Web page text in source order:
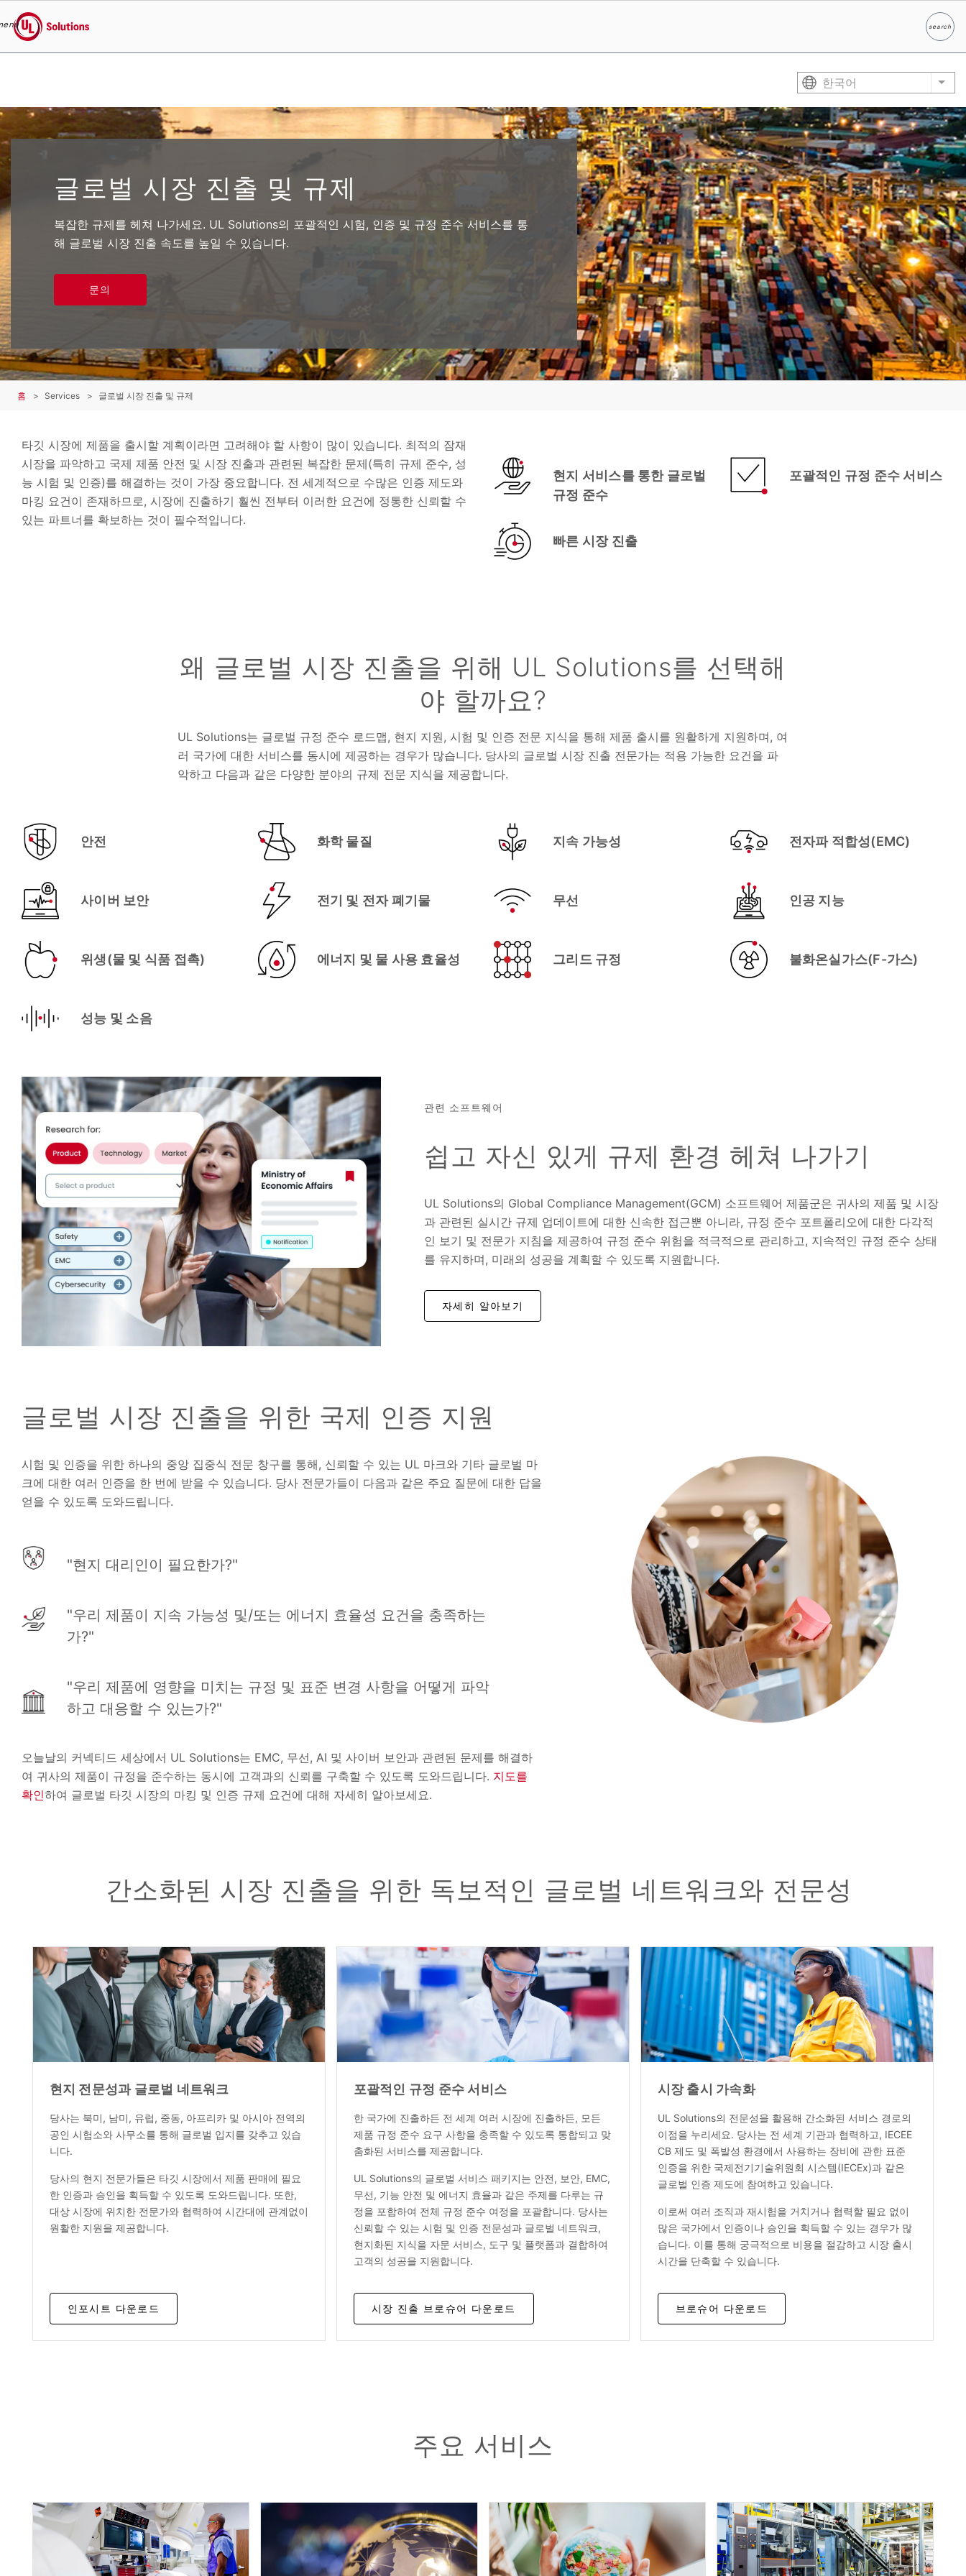
UL Solutions
search
찾다
한국어 List
글로벌 시장 진출 및 규제
복잡한 규제를 헤쳐 나가세요. UL Solutions의 포괄적인 시험, 인증 및 규정 준수 서비스를 통
해 글로벌 시장 진출 속도를 높일 수 있습니다.
문의
홈 Services 글로벌 시장 진출 및 규제
타깃 시장에 제품을 출시할 계획이라면 고려해야 할 사항이 많이 있습니다. 최적의 잠재
시장을 파악하고 국제 제품 안전 및 시장 진출과 관련된 복잡한 문제(특히 규제 준수, 성
능 시험 및 인증)를 해결하는 것이 가장 중요합니다. 전 세계적으로 수많은 인증 제도와
마킹 요건이 존재하므로, 시장에 진출하기 훨씬 전부터 이러한 요건에 정통한 신뢰할 수
있는 파트너를 확보하는 것이 필수적입니다.
현지 서비스를 통한 글로벌
규정 준수
빠른 시장 진출
포괄적인 규정 준수 서비스
왜 글로벌 시장 진출을 위해 UL Solutions를 선택해
야 할까요?
UL Solutions는 글로벌 규정 준수 로드맵, 현지 지원, 시험 및 인증 전문 지식을 통해 제품 출시를 원활하게 지원하며, 여
러 국가에 대한 서비스를 동시에 제공하는 경우가 많습니다. 당사의 글로벌 시장 진출 전문가는 적용 가능한 요건을 파
악하고 다음과 같은 다양한 분야의 규제 전문 지식을 제공합니다.
안전 화학 물질 지속 가능성 전자파 적합성(EMC)
사이버 보안 전기 및 전자 폐기물 무선 인공 지능
위생(물 및 식품 접촉) 에너지 및 물 사용 효율성 그리드 규정 불화온실가스(F-가스)
성능 및 소음
관련 소프트웨어
쉽고 자신 있게 규제 환경 헤쳐 나가기
UL Solutions의 Global Compliance Management(GCM) 소프트웨어 제품군은 귀사의 제품 및 시장
과 관련된 실시간 규제 업데이트에 대한 신속한 접근뿐 아니라, 규정 준수 포트폴리오에 대한 다각적
인 보기 및 전문가 지침을 제공하여 규정 준수 위험을 적극적으로 관리하고, 지속적인 규정 준수 상태
를 유지하며, 미래의 성공을 계획할 수 있도록 지원합니다.
자세히 알아보기
글로벌 시장 진출을 위한 국제 인증 지원
시험 및 인증을 위한 하나의 중앙 집중식 전문 창구를 통해, 신뢰할 수 있는 UL 마크와 기타 글로벌 마
크에 대한 여러 인증을 한 번에 받을 수 있습니다. 당사 전문가들이 다음과 같은 주요 질문에 대한 답을
얻을 수 있도록 도와드립니다.
"현지 대리인이 필요한가?"
"우리 제품이 지속 가능성 및/또는 에너지 효율성 요건을 충족하는
가?"
"우리 제품에 영향을 미치는 규정 및 표준 변경 사항을 어떻게 파악
하고 대응할 수 있는가?"
오늘날의 커넥티드 세상에서 UL Solutions는 EMC, 무선, AI 및 사이버 보안과 관련된 문제를 해결하
여 귀사의 제품이 규정을 준수하는 동시에 고객과의 신뢰를 구축할 수 있도록 도와드립니다. 지도를
확인하여 글로벌 타깃 시장의 마킹 및 인증 규제 요건에 대해 자세히 알아보세요.
간소화된 시장 진출을 위한 독보적인 글로벌 네트워크와 전문성
현지 전문성과 글로벌 네트워크
당사는 북미, 남미, 유럽, 중동, 아프리카 및 아시아 전역의
공인 시험소와 사무소를 통해 글로벌 입지를 갖추고 있습
니다.
당사의 현지 전문가들은 타깃 시장에서 제품 판매에 필요
한 인증과 승인을 획득할 수 있도록 도와드립니다. 또한,
대상 시장에 위치한 전문가와 협력하여 시간대에 관계없이
원활한 지원을 제공합니다.
인포시트 다운로드
포괄적인 규정 준수 서비스
한 국가에 진출하든 전 세계 여러 시장에 진출하든, 모든
제품 규정 준수 요구 사항을 충족할 수 있도록 통합되고 맞
춤화된 서비스를 제공합니다.
UL Solutions의 글로벌 서비스 패키지는 안전, 보안, EMC,
무선, 기능 안전 및 에너지 효율과 같은 주제를 다루는 규
정을 포함하여 전체 규정 준수 여정을 포괄합니다. 당사는
신뢰할 수 있는 시험 및 인증 전문성과 글로벌 네트워크,
현지화된 지식을 자문 서비스, 도구 및 플랫폼과 결합하여
고객의 성공을 지원합니다.
시장 진출 브로슈어 다운로드
시장 출시 가속화
UL Solutions의 전문성을 활용해 간소화된 서비스 경로의
이점을 누리세요. 당사는 전 세계 기관과 협력하고, IECEE
CB 제도 및 폭발성 환경에서 사용하는 장비에 관한 표준
인증을 위한 국제전기기술위원회 시스템(IECEx)과 같은
글로벌 인증 제도에 참여하고 있습니다.
이로써 여러 조직과 재시험을 거치거나 협력할 필요 없이
많은 국가에서 인증이나 승인을 획득할 수 있는 경우가 많
습니다. 이를 통해 궁극적으로 비용을 절감하고 시장 출시
시간을 단축할 수 있습니다.
브로슈어 다운로드
주요 서비스